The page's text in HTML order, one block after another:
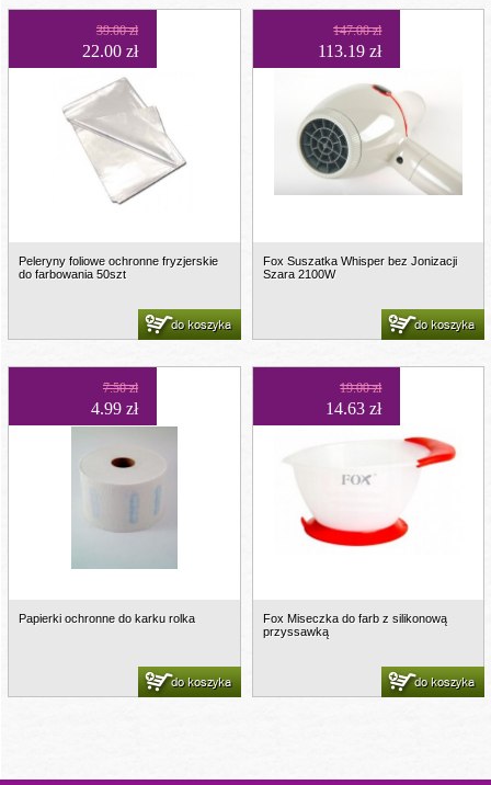
39.00 zł
22.00 zł
Peleryny foliowe ochronne fryzjerskie
do farbowania 50szt
do koszyka
147.00 zł
113.19 zł
Fox Suszatka Whisper bez Jonizacji
Szara 2100W
do koszyka
7.50 zł
4.99 zł
Papierki ochronne do karku rolka
do koszyka
19.00 zł
14.63 zł
Fox Miseczka do farb z silikonową
przyssawką
do koszyka